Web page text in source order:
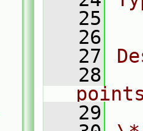
   25
   26
   27
   28
   29